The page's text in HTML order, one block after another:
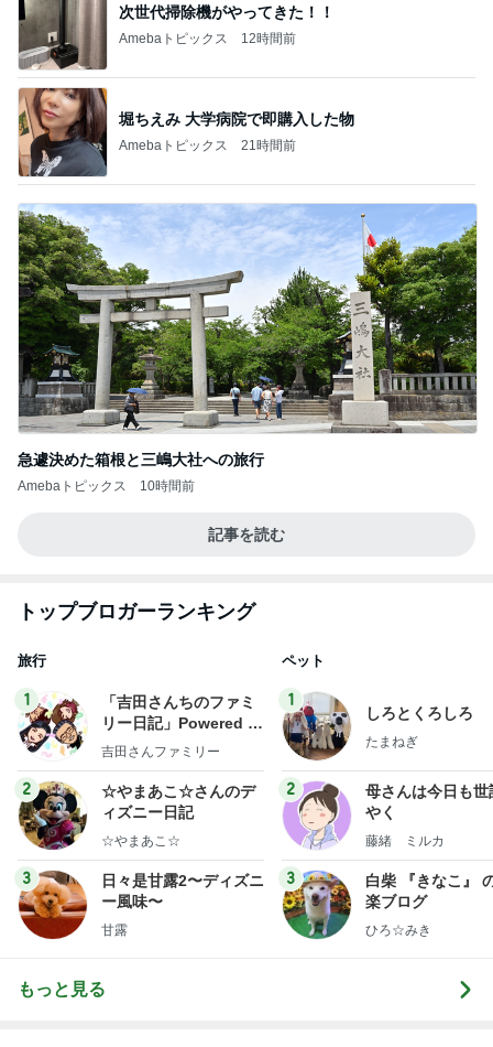
次世代掃除機がやってきた！！
Amebaトピックス 12時間前
堀ちえみ 大学病院で即購入した物
Amebaトピックス 21時間前
急遽決めた箱根と三嶋大社への旅行
Amebaトピックス 10時間前
記事を読む
トップブロガーランキング
旅行
1
「吉田さんちのファミ
リー日記」Powered b
y Ameba 吉田さんファ
ログ
吉田さんファミリー
2
☆やまあこ☆さんのデ
ィズニー日記
☆やまあこ☆
3
日々是甘露2〜ディズニ
ー風味〜
甘露
ペット
1
しろとくろしろ
たまねぎ
2
母さんは今日も世
やく
藤緒 ミルカ
3
白柴 『きなこ』
楽ブログ
ひろ☆みき
もっと見る